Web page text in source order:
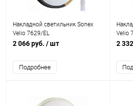
Накладной светильник Sonex
Velio 7629/EL
2 066 руб. / шт
Подробнее
Velio
2